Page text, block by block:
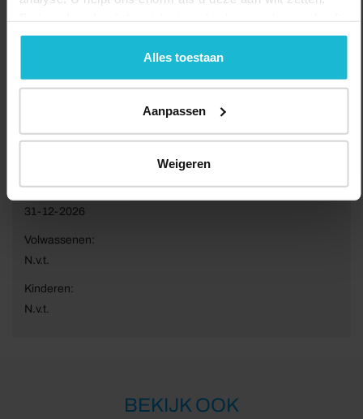
geen commerciële doelstelling. U kunt deze cookies via
de knoppen accepteren, beheren of weigeren.
Alles toestaan
Aanpassen
Weigeren
Van:
Tot:
31-12-2026
Volwassenen:
N.v.t.
Kinderen:
N.v.t.
BEKIJK OOK